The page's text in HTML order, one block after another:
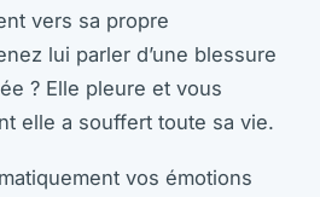
vers sa propre
lui parler d’une blessure
? Elle pleure et vous
elle a souffert toute sa vie.
vos émotions